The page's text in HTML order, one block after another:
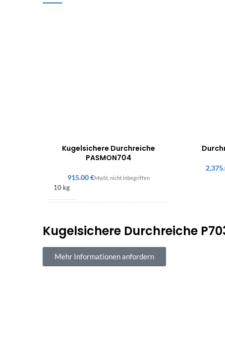
Kugelsichere Durchreiche
PASMON704
€
10 kg
Kugelsichere Durchreiche
Mehr Informationen anfordern